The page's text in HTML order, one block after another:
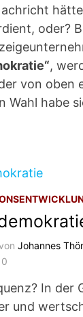
oder?
,
von oben
Wahl habe
Johannes
0
In der
und